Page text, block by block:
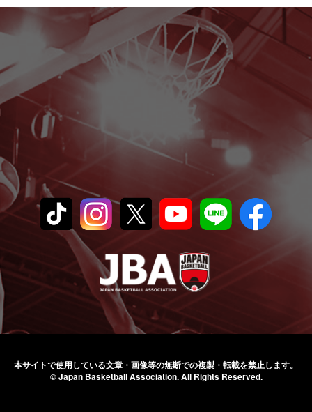
本サイトで使用している文章・画像等の無断での複製・転載を禁止します。
© Japan Basketball Association.All Rights Reserved.